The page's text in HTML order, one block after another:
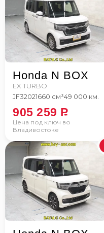
Honda N BOX
EX TURBO
JF32021660 см³49 000 км.
Цена под ключ во
Владивостоке
905 259 P